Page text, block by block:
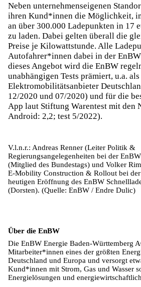
Neben unternehmenseigenen
ihren Kund*innen die Möglichkeit,
an über 300.000 Ladepunkten in 17
zu laden. Dabei gelten überall die
Preise je Kilowattstunde. Alle
Autofahrer*innen dabei in der
dieses Angebot wird die EnBW
unabhängigen Tests prämiert, u.a.
Elektromobilitätsanbieter
12/2020 und 07/2020) und für die
App laut Stiftung Warentest mit den
Android: 2,2; test 5/2022).
V.l.n.r.: Andreas Renner (Leiter Politik &
Regierungsangelegenheiten bei der
(Mitglied des Bundestags) und Volker
E-Mobility Construction & Rollout bei
heutigen Eröffnung des EnBW
(Dorsten). (Quelle: EnBW / Endre Dulic)
Über die EnBW
Die EnBW Energie Baden-Württemberg
Mitarbeiter*innen eines der größten
Deutschland und Europa und versorgt
Kund*innen mit Strom, Gas und Wasser
Energielösungen und